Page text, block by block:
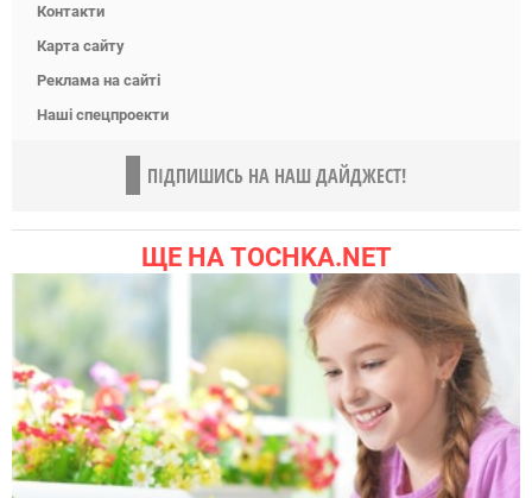
Контакти
Карта сайту
Реклама на сайті
Наші спецпроекти
ПІДПИШИСЬ НА НАШ ДАЙДЖЕСТ!
ЩЕ НА TOCHKA.NET